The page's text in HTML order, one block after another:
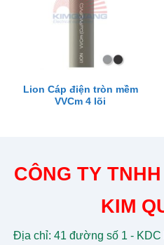
Lion Cáp điện tròn mềm
VVCm 4 lõi
CÔNG TY
KIM
Địa chỉ: 41 đường số 1 - KDC